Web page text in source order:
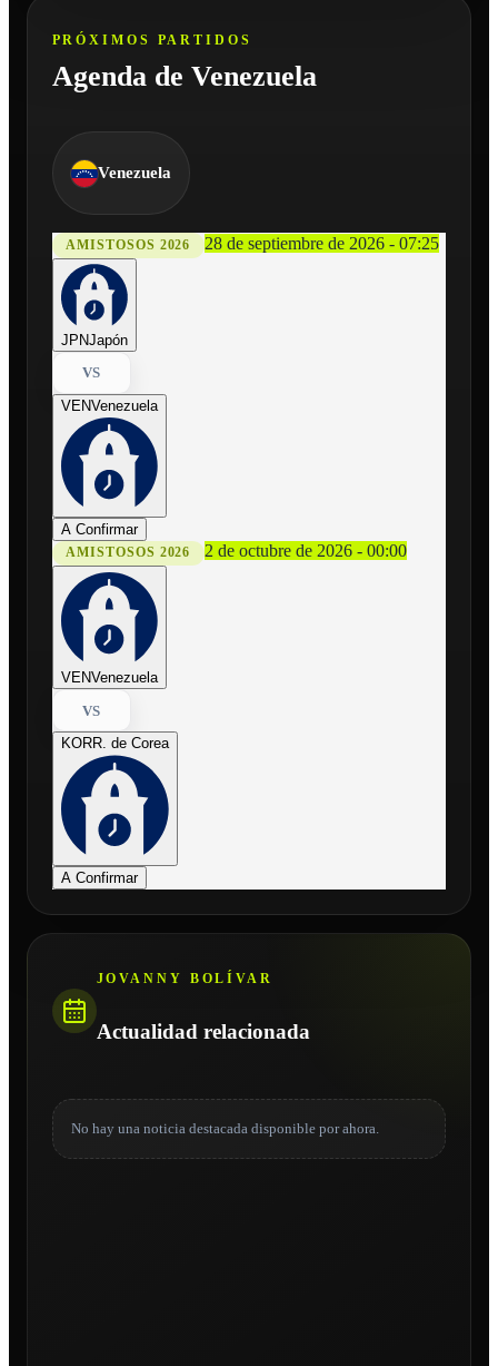
PRÓXIMOS PARTIDOS
Agenda de Venezuela
Venezuela
AMISTOSOS 2026 28 de septiembre de 2026 - 07:25
JPNJapón
VS
VENVenezuela
A Confirmar
AMISTOSOS 2026 2 de octubre de 2026 - 00:00
VENVenezuela
VS
KORR. de Corea
A Confirmar
JOVANNY BOLÍVAR
Actualidad relacionada
No hay una noticia destacada disponible por ahora.